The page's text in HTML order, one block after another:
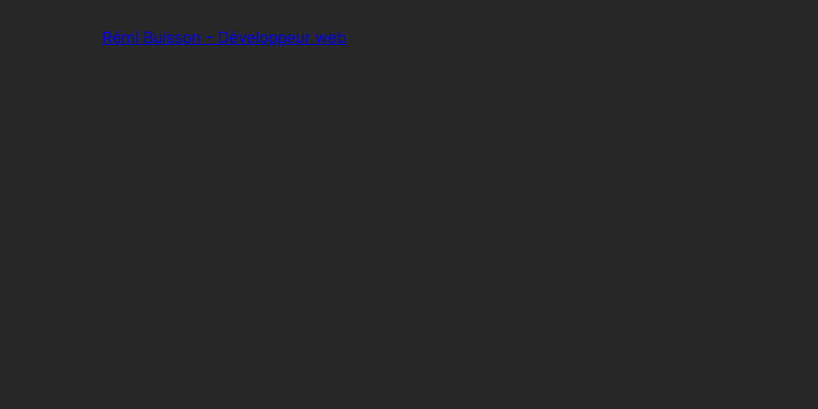
Rémi Buisson – Développeur web